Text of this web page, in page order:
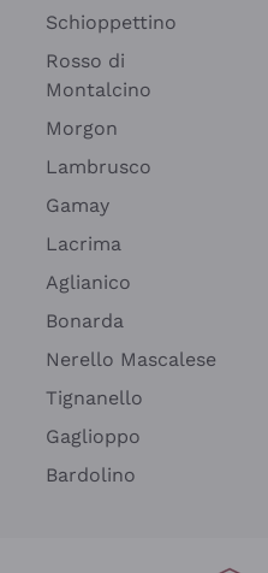
Schioppettino
Rosso di
Montalcino
Morgon
Lambrusco
Gamay
Lacrima
Aglianico
Bonarda
Nerello Mascalese
Tignanello
Gaglioppo
Bardolino